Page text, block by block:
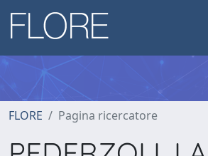
FLORE Pagina ricercatore